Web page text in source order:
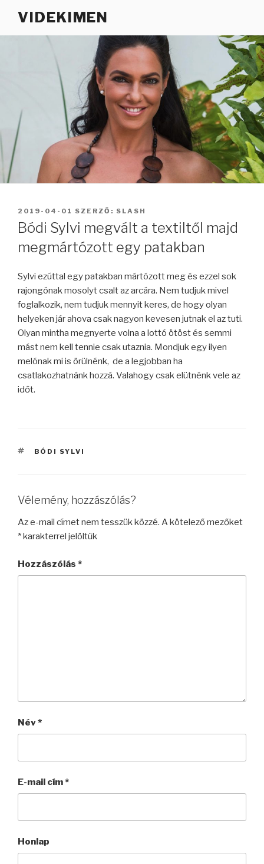
VIDEKIMEN
BEKÜLDVE:
2019-04-01 SZERZŐ: SLASH
Bódi Sylvi megvált a textiltől majd
megmártózott egy patakban
Sylvi ezúttal egy patakban mártózott meg és ezzel sok
rajongónak mosolyt csalt az arcára. Nem tudjuk mivel
foglalkozik, nem tudjuk mennyit keres, de hogy olyan
helyeken jár ahova csak nagyon kevesen jutnak el az tuti.
Olyan mintha megnyerte volna a lottó ötöst és semmi
mást nem kell tennie csak utaznia. Mondjuk egy ilyen
melónak mi is örülnénk, de a legjobban ha
csatlakozhatnánk hozzá. Valahogy csak elütnénk vele az
időt.
CÍMKÉK
BÓDI SYLVI
Vélemény, hozzászólás?
Az e-mail címet nem tesszük közzé. A kötelező mezőket
*karakterrel jelöltük
Hozzászólás *
Név*
E-mail cím*
Honlap